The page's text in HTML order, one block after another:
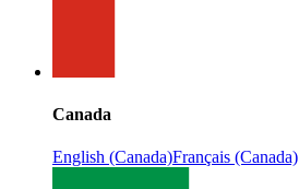
Canada
English (Canada)Français (Canada)